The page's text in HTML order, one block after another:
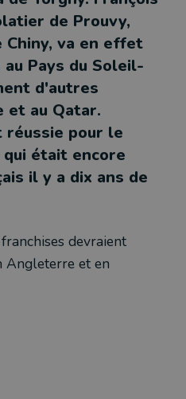
de Prouvy,
Chiny, va en effet
Pays du Soleil-
d'autres
et au Qatar.
réussie pour le
était encore
il y a dix ans de
devraient
Angleterre et en